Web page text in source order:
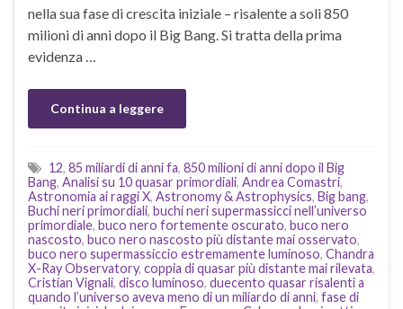
nella sua fase di crescita iniziale – risalente a soli 850
milioni di anni dopo il Big Bang. Si tratta della prima
evidenza …
Continua a leggere
12, 85 miliardi di anni fa, 850 milioni di anni dopo il Big
Bang, Analisi su 10 quasar primordiali, Andrea Comastri,
Astronomia ai raggi X, Astronomy & Astrophysics, Big bang,
Buchi neri primordiali, buchi neri supermassicci nell’universo
primordiale, buco nero fortemente oscurato, buco nero
nascosto, buco nero nascosto più distante mai osservato,
buco nero supermassiccio estremamente luminoso, Chandra
X-Ray Observatory, coppia di quasar più distante mai rilevata,
Cristian Vignali, disco luminoso, duecento quasar risalenti a
quando l’universo aveva meno di un miliardo di anni, fase di